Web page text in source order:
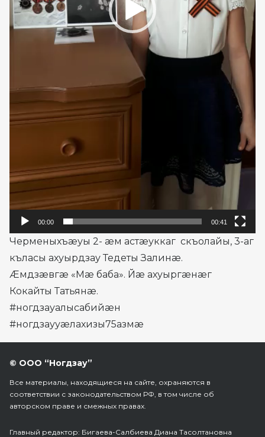
00:00 00:41
Черменыхъæуы 2- æм астæуккаг скъолайы, 3-аг
къласы ахуырдзау Тедеты Залинæ.
Æмдзæвгæ «Мæ баба». Йæ ахуыргæнæг
Кокайты Татьянæ.
#ногдзауалысабийæн
#ногдзаууæлахизы75азмæ
© ООО “Ногдзау”
Все материалы, находящиеся на сайте, охраняются в
соответствии с законодательством РФ, в том числе об
авторском праве и смежных правах.
Главный редактор: Бигаева-Салбиева Диана Тасолтановна